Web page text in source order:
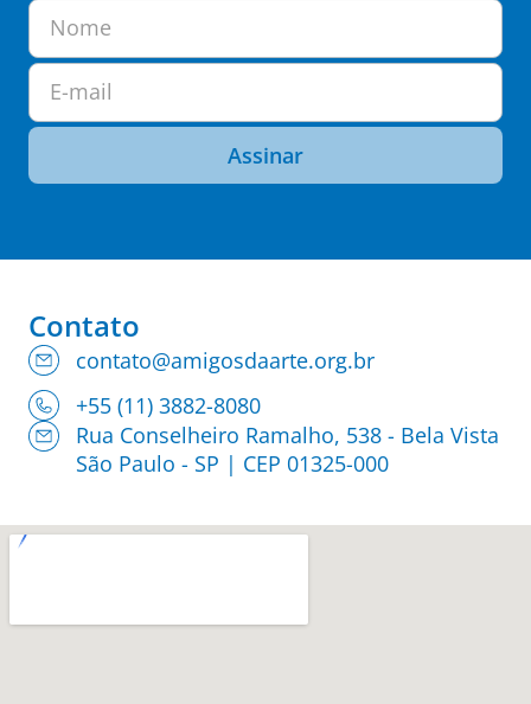
Nome
E-mail
Assinar
Contato
contato@amigosdaarte.org.br
+55 (11) 3882-8080
Rua Conselheiro Ramalho, 538 - Bela Vista
São Paulo - SP | CEP 01325-000